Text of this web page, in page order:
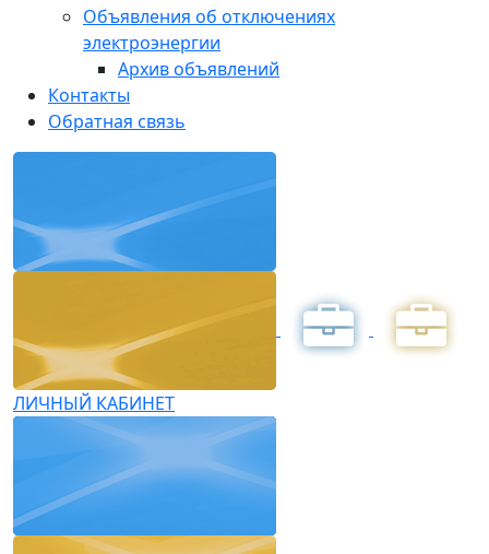
Объявления об отключениях
электроэнергии
Архив объявлений
Контакты
Обратная связь
ЛИЧНЫЙ КАБИНЕТ